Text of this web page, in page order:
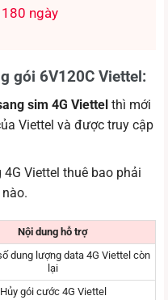
ngày
gói 6V120C Viettel:
sim 4G Viettel thì mới
Viettel và được truy cập
Viettel thuê bao phải
nào.
Nội dung hỗ trợ
dung lượng data 4G Viettel còn
lại
Hủy gói cước 4G Viettel